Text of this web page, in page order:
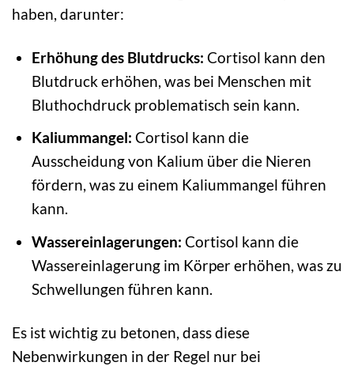
haben, darunter:
Erhöhung des Blutdrucks: Cortisol kann den
Blutdruck erhöhen, was bei Menschen mit
Bluthochdruck problematisch sein kann.
Kaliummangel: Cortisol kann die
Ausscheidung von Kalium über die Nieren
fördern, was zu einem Kaliummangel führen
kann.
Wassereinlagerungen: Cortisol kann die
Wassereinlagerung im Körper erhöhen, was zu
Schwellungen führen kann.
Es ist wichtig zu betonen, dass diese
Nebenwirkungen in der Regel nur bei